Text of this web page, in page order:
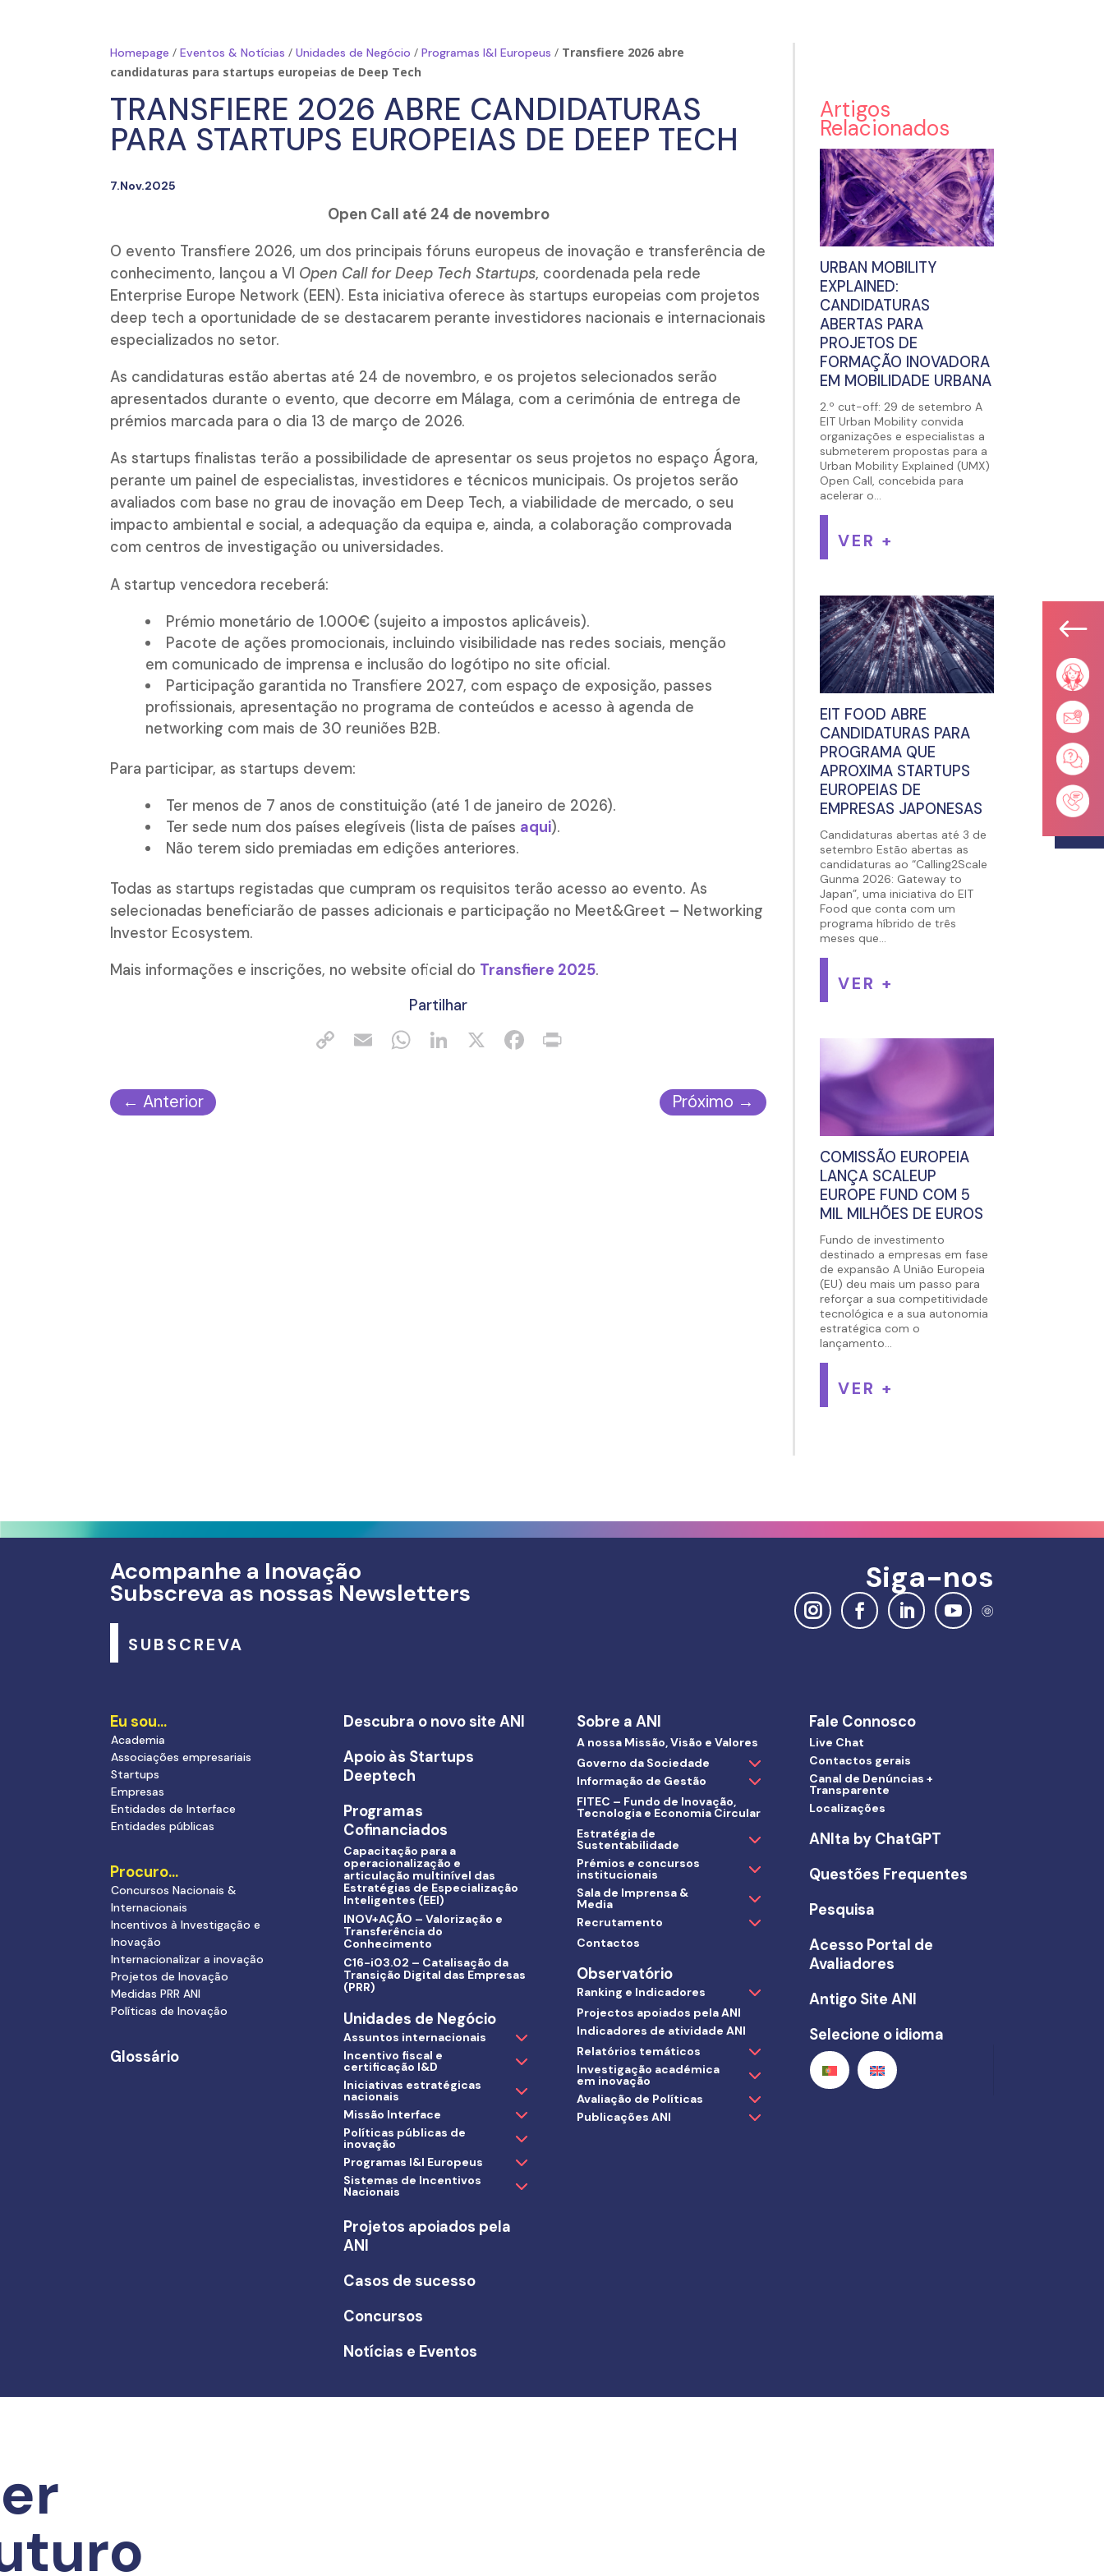
Homepage /Eventos & Notícias /Unidades de Negócio /Programas I&I Europeus / Transfiere 2026 abre
candidaturas para startups europeias de Deep Tech
TRANSFIERE 2026 ABRE CANDIDATURAS
PARA STARTUPS EUROPEIAS DE DEEP TECH
7.Nov.2025
Open Call até 24 de novembro
O evento Transfiere 2026, um dos principais fóruns europeus de inovação e transferência de
conhecimento, lançou a VI Open Call for Deep Tech Startups, coordenada pela rede
Enterprise Europe Network (EEN). Esta iniciativa oferece às startups europeias com projetos
deep tech a oportunidade de se destacarem perante investidores nacionais e internacionais
especializados no setor.
As candidaturas estão abertas até 24 de novembro, e os projetos selecionados serão
apresentados durante o evento, que decorre em Málaga, com a cerimónia de entrega de
prémios marcada para o dia 13 de março de 2026.
As startups finalistas terão a possibilidade de apresentar os seus projetos no espaço Ágora,
perante um painel de especialistas, investidores e técnicos municipais. Os projetos serão
avaliados com base no grau de inovação em Deep Tech, a viabilidade de mercado, o seu
impacto ambiental e social, a adequação da equipa e, ainda, a colaboração comprovada
com centros de investigação ou universidades.
A startup vencedora receberá:
Prémio monetário de 1.000€ (sujeito a impostos aplicáveis).
Pacote de ações promocionais, incluindo visibilidade nas redes sociais, menção
em comunicado de imprensa e inclusão do logótipo no site oficial.
Participação garantida no Transfiere 2027, com espaço de exposição, passes
profissionais, apresentação no programa de conteúdos e acesso à agenda de
networking com mais de 30 reuniões B2B.
Para participar, as startups devem:
Ter menos de 7 anos de constituição (até 1 de janeiro de 2026).
Ter sede num dos países elegíveis (lista de países aqui).
Não terem sido premiadas em edições anteriores.
Todas as startups registadas que cumpram os requisitos terão acesso ao evento. As
selecionadas beneficiarão de passes adicionais e participação no Meet&Greet – Networking
Investor Ecosystem.
Mais informações e inscrições, no website oficial do Transfiere 2025.
Partilhar
←Anterior Próximo →
Artigos
Relacionados
URBAN MOBILITY
EXPLAINED:
CANDIDATURAS
ABERTAS PARA
PROJETOS DE
FORMAÇÃO INOVADORA
EM MOBILIDADE URBANA
2.º cut-off: 29 de setembro A
EIT Urban Mobility convida
organizações e especialistas a
submeterem propostas para a
Urban Mobility Explained (UMX)
Open Call, concebida para
acelerar o...
VER +
EIT FOOD ABRE
CANDIDATURAS PARA
PROGRAMA QUE
APROXIMA STARTUPS
EUROPEIAS DE
EMPRESAS JAPONESAS
Candidaturas abertas até 3 de
setembro Estão abertas as
candidaturas ao “Calling2Scale
Gunma 2026: Gateway to
Japan”, uma iniciativa do EIT
Food que conta com um
programa híbrido de três
meses que...
VER +
COMISSÃO EUROPEIA
LANÇA SCALEUP
EUROPE FUND COM 5
MIL MILHÕES DE EUROS
Fundo de investimento
destinado a empresas em fase
de expansão A União Europeia
(EU) deu mais um passo para
reforçar a sua competitividade
tecnológica e a sua autonomia
estratégica com o
lançamento...
VER +
#
Acompanhe a Inovação
Subscreva as nossas Newsletters
SUBSCREVA
Siga-nos
Eu sou…
Academia
Associações empresariais
Startups
Empresas
Entidades de Interface
Entidades públicas
Procuro…
Concursos Nacionais &
Internacionais
Incentivos à Investigação e
Inovação
Internacionalizar a inovação
Projetos de Inovação
Medidas PRR ANI
Políticas de Inovação
Glossário
Descubra o novo site ANI
Apoio às Startups
Deeptech
Programas
Cofinanciados
Capacitação para a
operacionalização e
articulação multinível das
Estratégias de Especialização
Inteligentes (EEI)
INOV+AÇÃO – Valorização e
Transferência do
Conhecimento
C16-i03.02 – Catalisação da
Transição Digital das Empresas
(PRR)
Unidades de Negócio
Assuntos internacionais
Incentivo fiscal e
certificação I&D
Iniciativas estratégicas
nacionais
Missão Interface
Políticas públicas de
inovação
Programas I&I Europeus
Sistemas de Incentivos
Nacionais
Projetos apoiados pela
ANI
Casos de sucesso
Concursos
Notícias e Eventos
Sobre a ANI
A nossa Missão, Visão e Valores
Governo da Sociedade
Informação de Gestão
FITEC – Fundo de Inovação,
Tecnologia e Economia Circular
Estratégia de
Sustentabilidade
Prémios e concursos
institucionais
Sala de Imprensa &
Media
Recrutamento
Contactos
Observatório
Ranking e Indicadores
Projectos apoiados pela ANI
Indicadores de atividade ANI
Relatórios temáticos
Investigação académica
em inovação
Avaliação de Políticas
Publicações ANI
Fale Connosco
Live Chat
Contactos gerais
Canal de Denúncias +
Transparente
Localizações
ANIta by ChatGPT
Questões Frequentes
Pesquisa
Acesso Portal de
Avaliadores
Antigo Site ANI
Selecione o idioma